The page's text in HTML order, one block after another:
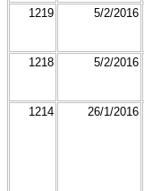
1219 5/2/2016
1218 5/2/2016
1214 26/1/2016